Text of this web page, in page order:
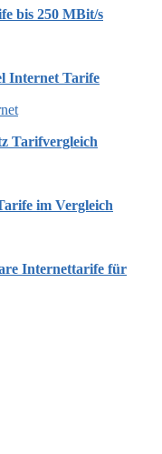
bis 250 MBit/s
Internet Tarife
Tarifvergleich
im Vergleich
Internettarife für